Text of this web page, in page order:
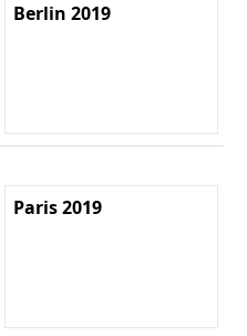
Berlin 2019
Paris 2019